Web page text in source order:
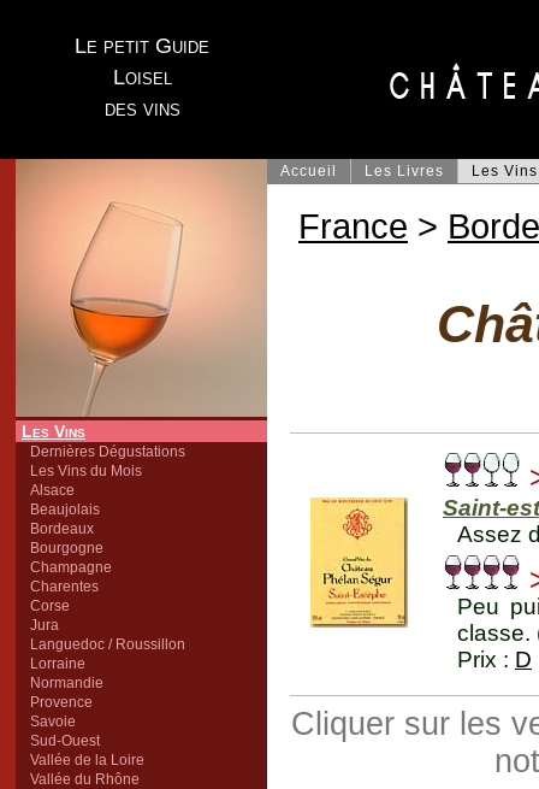
Le petit Guide
Loisel
des vins
Les Vins
Dernières Dégustations
Les Vins du Mois
Alsace
Beaujolais
Bordeaux
Bourgogne
Champagne
Charentes
Corse
Jura
Languedoc / Roussillon
Lorraine
Normandie
Provence
Savoie
Sud-Ouest
Vallée de la Loire
Vallée du Rhône
Accueil Les Livres Les Vins
France >
Saint-
Assez
Peu
classe.
Prix : D
Cliquer sur les